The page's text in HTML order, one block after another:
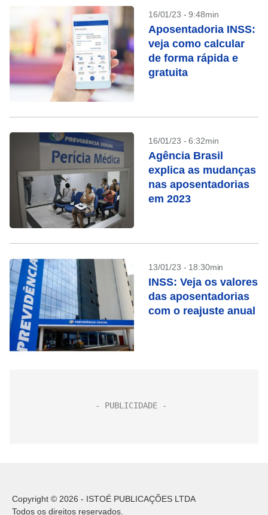
16/01/23 - 9:48min
Aposentadoria INSS:
veja como calcular
de forma rápida e
gratuita
16/01/23 - 6:32min
Agência Brasil
explica as mudanças
nas aposentadorias
em 2023
13/01/23 - 18:30min
INSS: Veja os valores
das aposentadorias
com o reajuste anual
Copyright © 2026 - ISTOÉ PUBLICAÇÕES LTDA
Todos os direitos reservados.